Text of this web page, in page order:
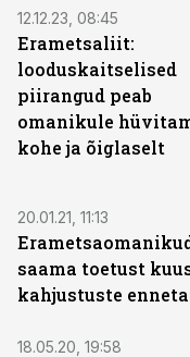
12.12.23, 08:45
Erametsaliit:
looduskaitselised
piirangud peab
omanikule
kohe ja õiglaselt
20.01.21, 11:13
saama toetust
kahjustuste
18.05.20, 19:58